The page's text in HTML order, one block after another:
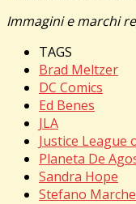
Immagini e marchi
TAGS
Brad Meltzer
DC Comics
Ed Benes
JLA
Justice League
Planeta De
Sandra Hope
Stefano